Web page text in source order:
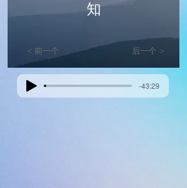
知
< 前一个 后一个 >
-43:29